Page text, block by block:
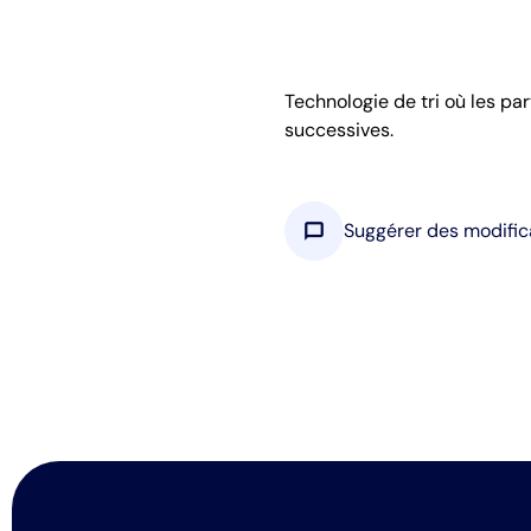
Technologie de tri où les
successives.
chat_bubble Suggérer des